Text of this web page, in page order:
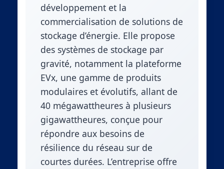
développement et la
commercialisation de solutions de
stockage d’énergie. Elle propose
des systèmes de stockage par
gravité, notamment la plateforme
EVx, une gamme de produits
modulaires et évolutifs, allant de
40 mégawattheures à plusieurs
gigawattheures, conçue pour
répondre aux besoins de
résilience du réseau sur de
courtes durées. L’entreprise offre